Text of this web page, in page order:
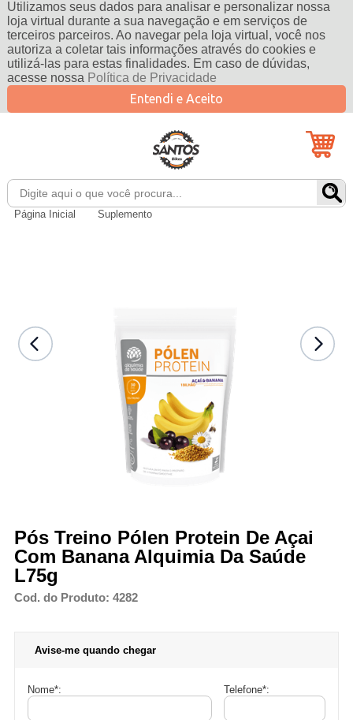
Utilizamos seus dados para analisar e personalizar nossa
loja virtual durante a sua navegação e em serviços de
terceiros parceiros. Ao navegar pela loja virtual, você nos
autoriza a coletar tais informações através do cookies e
utilizá-las para estas finalidades. Em caso de dúvidas,
acesse nossa Política de Privacidade
Entendi e Aceito
Página Inicial Suplemento
Pós Treino Pólen Protein De Açai
Com Banana Alquimia Da Saúde
L75g
Cod. do Produto: 4282
Avise-me quando chegar
Nome*: Telefone*: